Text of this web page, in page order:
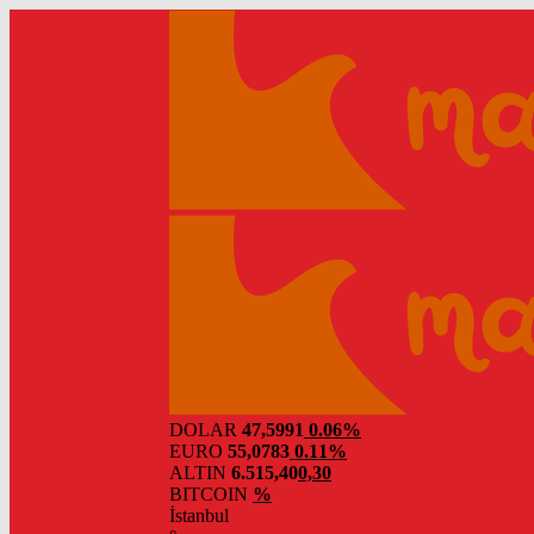
DOLAR 47,5991 0.06%
EURO 55,0783 0.11%
ALTIN 6.515,400,30
BITCOIN %
İstanbul